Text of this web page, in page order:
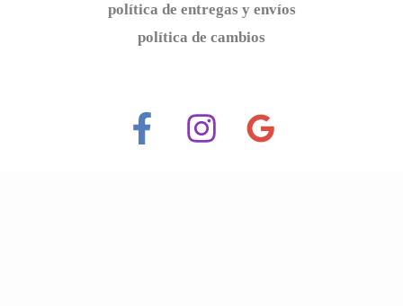
política de entregas y envíos
política de cambios